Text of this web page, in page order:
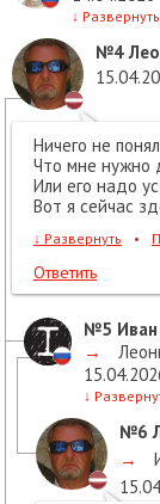
↓ Развернуть
№4
Ничего не
Что мне нужно
Или его надо
Вот я сейчас
↓ Развернуть •
Ответить
№5
→
↓
№6
→